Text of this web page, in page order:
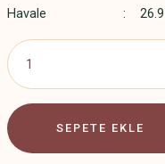
Havale
SEPETE EKLE